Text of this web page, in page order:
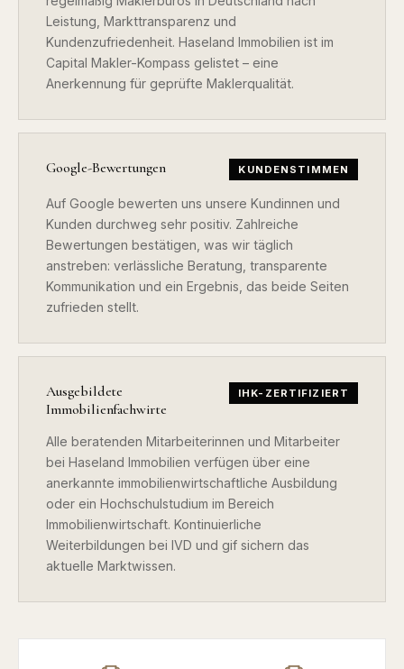
Leistung, Markttransparenz und
Kundenzufriedenheit. Haseland Immobilien ist im
Capital Makler-Kompass gelistet – eine
Anerkennung für geprüfte Maklerqualität.
Google-Bewertungen KUNDENSTIMMEN
Auf Google bewerten uns unsere Kundinnen und
Kunden durchweg sehr positiv. Zahlreiche
Bewertungen bestätigen, was wir täglich
anstreben: verlässliche Beratung, transparente
Kommunikation und ein Ergebnis, das beide Seiten
zufrieden stellt.
Ausgebildete
Immobilienfachwirte
IHK-ZERTIFIZIERT
Alle beratenden Mitarbeiterinnen und Mitarbeiter
bei Haseland Immobilien verfügen über eine
anerkannte immobilienwirtschaftliche Ausbildung
oder ein Hochschulstudium im Bereich
Immobilienwirtschaft. Kontinuierliche
Weiterbildungen bei IVD und gif sichern das
aktuelle Marktwissen.